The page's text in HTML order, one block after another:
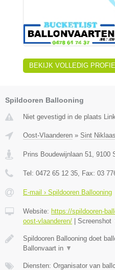
BEKIJK VOLLEDIG
Spildooren Ballooning
Niet gevestigd in de plaats
Oost-Vlaanderen » Sint Niklaas
Prins Boudewijnlaan 51 9100
Tel: 0472 65 12 35 , Fax: 03
E-mail › Spildooren Ballooning
Website: https://spildooren-
oost-vlaanderen/ | Screenshot
Spildooren Ballooning doet
Ballonvaart in ▼
Diensten: Organisator van